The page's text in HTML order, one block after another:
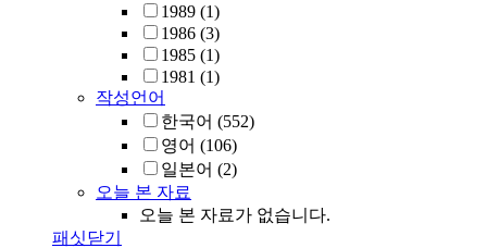
1989 (1)
1986 (3)
1985 (1)
1981 (1)
작성언어
한국어 (552)
영어 (106)
일본어 (2)
오늘 본 자료
오늘 본 자료가 없습니다.
패싯닫기